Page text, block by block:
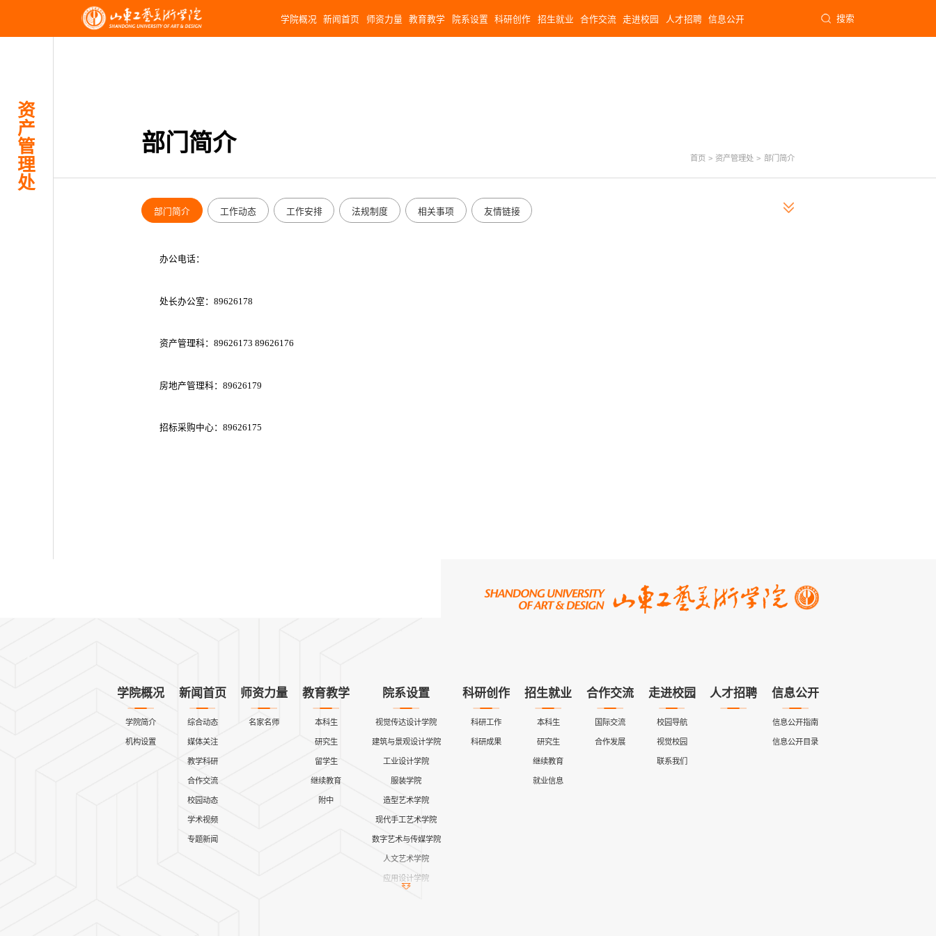
学院概况 新闻首页 师资力量 教育教学 院系设置 科研创作 招生就业 合作交流 走进校园 人才招聘 信息公开 搜索
资
产
管
理
处
部门简介
首页 > 资产管理处 > 部门简介
部门简介 工作动态 工作安排 法规制度 相关事项 友情链接
办公电话：
处长办公室：89626178
资产管理科：89626173 89626176
房地产管理科：89626179
招标采购中心：89626175
学院概况
学院简介
机构设置
新闻首页
综合动态
媒体关注
教学科研
合作交流
校园动态
学术视频
专题新闻
师资力量
名家名师
教育教学
本科生
研究生
留学生
继续教育
附中
院系设置
视觉传达设计学院
建筑与景观设计学院
工业设计学院
服装学院
造型艺术学院
现代手工艺术学院
数字艺术与传媒学院
人文艺术学院
应用设计学院
科研创作
科研工作
科研成果
招生就业
本科生
研究生
继续教育
就业信息
合作交流
国际交流
合作发展
走进校园
校园导航
视觉校园
联系我们
人才招聘 信息公开
信息公开指南
信息公开目录